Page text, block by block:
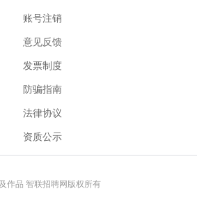
账号注销
意见反馈
发票制度
防骗指南
法律协议
资质公示
作品 智联招聘网版权所有